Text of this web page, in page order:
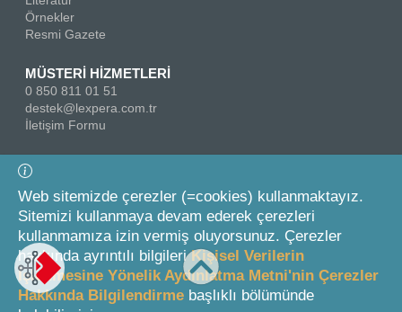
Örnekler
Resmi Gazete
MÜSTERİ HİZMETLERİ
0 850 811 01 51
destek@lexpera.com.tr
İletişim Formu
Bizi Takip Edin
© 2026 On İki Levha Yayıncılık A.Ş.
Web sitemizde çerezler (=cookies) kullanmaktayız.
Sitemizi kullanmaya devam ederek çerezleri
kullanmamıza izin vermiş oluyorsunuz. Çerezler
hakkında ayrıntılı bilgileriKişisel Verilerin
İşlenmesine Yönelik Aydınlatma Metni'nin Çerezler
Hakkında Bilgilendirme başlıklı bölümünde